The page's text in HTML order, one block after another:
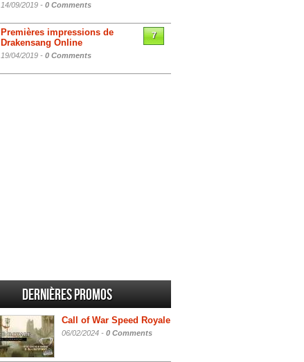
14/09/2019 - 0 Comments
Premières impressions de
Drakensang Online
19/04/2019 - 0 Comments
7
Dernières promos
Call of War Speed Royale
06/02/2024 - 0 Comments